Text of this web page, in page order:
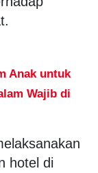
Anak untuk
Wajib di
hotel di